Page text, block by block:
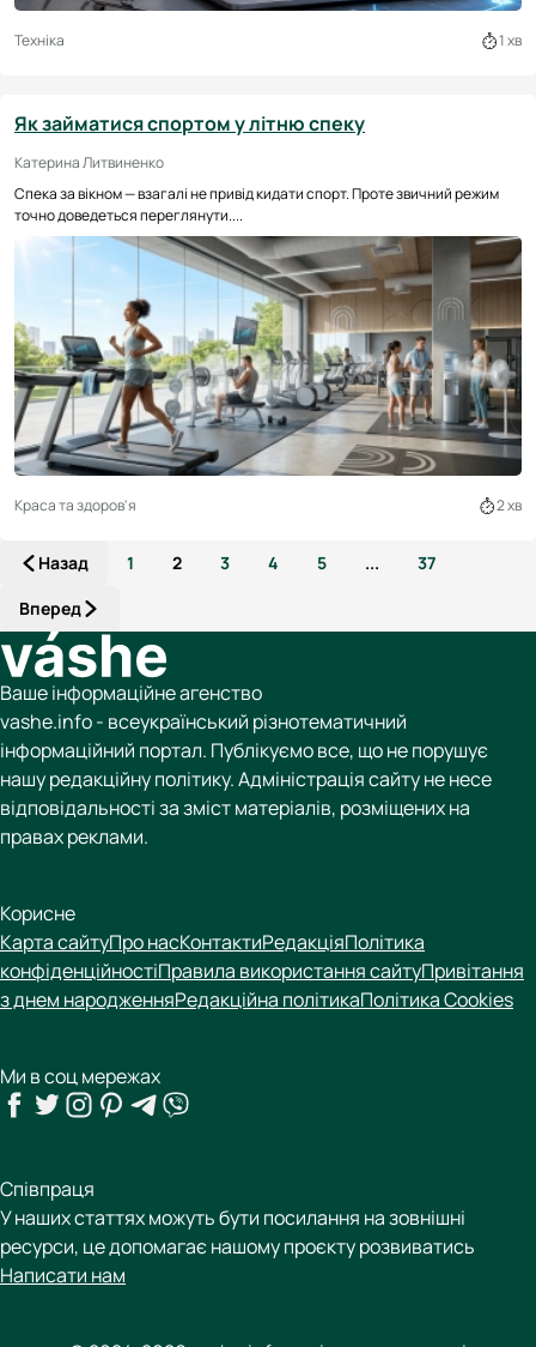
Техніка 1 хв
Як займатися спортом у літню спеку
Катерина Литвиненко
Спека за вікном — взагалі не привід кидати спорт. Проте звичний режим
точно доведеться переглянути....
Краса та здоров'я 2 хв
Назад 1 2 3 4 5 ...
37
Вперед
Ваше інформаційне агенство
vashe.info - всеукраїнський різнотематичний
інформаційний портал. Публікуємо все, що не порушує
нашу редакційну політику. Адміністрація сайту не несе
відповідальності за зміст матеріалів, розміщених на
правах реклами.
Корисне
Карта сайтуПро насКонтактиРедакціяПолітика
конфіденційностіПравила використання сайтуПривітання
з днем народженняРедакційна політикаПолітика Cookies
Ми в соц мережах
Співпраця
У наших статтях можуть бути посилання на зовнішні
ресурси, це допомагає нашому проєкту розвиватись
Написати нам